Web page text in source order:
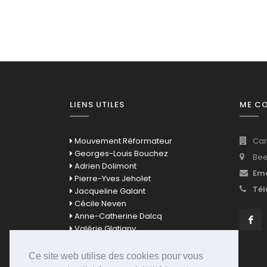
Ce site web utilise des cookies pour vous
LIENS UTILES
Mouvement Réformateur
Georges-Louis Bouchez
Adrien Dolimont
Pierre-Yves Jeholet
Jacqueline Galant
Cécile Neven
Anne-Catherine Dalcq
Valérie Glatigny
Bernard Quintin
ME